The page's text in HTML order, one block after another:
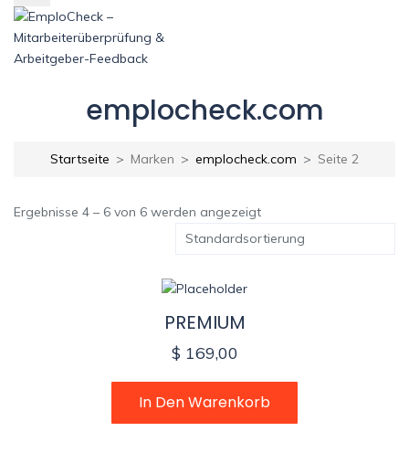
emplocheck.com
Startseite Marken emplocheck.com Seite 2
Ergebnisse 4 – 6 von 6 werden angezeigt
PREMIUM
$ 169,00
In Den Warenkorb